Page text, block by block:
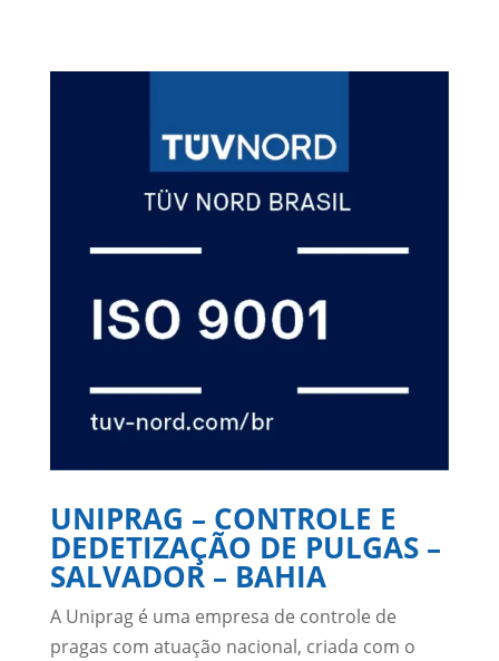
UNIPRAG – CONTROLE E
DEDETIZAÇÃO DE PULGAS –
SALVADOR – BAHIA
A Uniprag é uma empresa de controle de
pragas com atuação nacional, criada com o